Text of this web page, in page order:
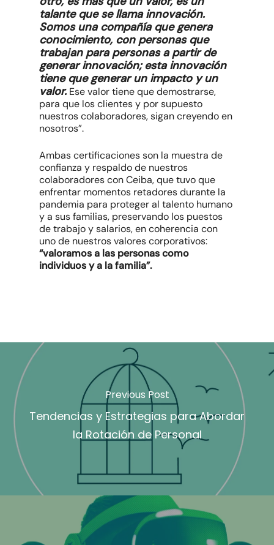
talante que se llama innovación.
Somos una compañía que genera
conocimiento, con personas que
trabajan para personas a partir de
generar innovación; esta innovación
tiene que generar un impacto y un
valor. Ese valor tiene que demostrarse,
para que los clientes y por supuesto
nuestros colaboradores, sigan creyendo en
nosotros”.
Ambas certificaciones son la muestra de
confianza y respaldo de nuestros
colaboradores con Ceiba, que tuvo que
enfrentar momentos retadores durante la
pandemia para proteger al talento humano
y a sus familias, preservando los puestos
de trabajo y salarios, en coherencia con
uno de nuestros valores corporativos:
“valoramos a las personas como
individuos y a la familia”.
Previous Post
Tendencias y Estrategias para Abordar
la Rotación de Personal